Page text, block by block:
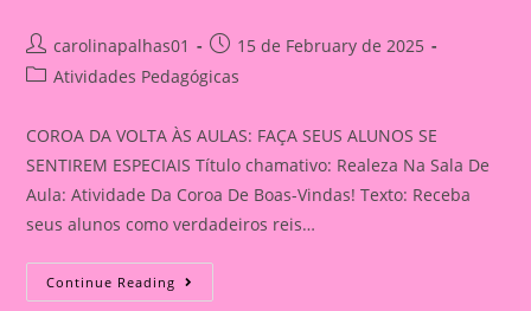
Post
author:
carolinapalhas01
Post
published:
15 de February de 2025
PostAtividades Pedagógicas
COROA DA VOLTA ÀS AULAS: FAÇA SEUS ALUNOS SE
SENTIREM ESPECIAIS Título chamativo: Realeza Na Sala De
Aula: Atividade Da Coroa De Boas-Vindas! Texto: Receba
seus alunos como verdadeiros reis…
Continue Reading COROA
DA